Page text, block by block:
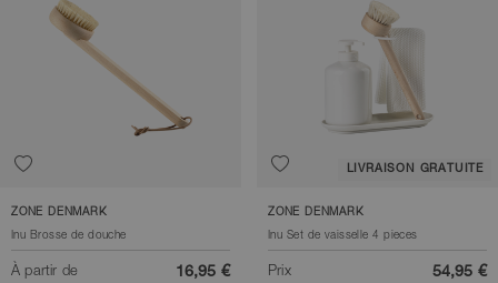
ZONE DENMARK
Inu Brosse de douche
À partir de 16,95 €
LIVRAISON GRATUITE
ZONE DENMARK
Inu Set de vaisselle 4 pieces
Prix 54,95 €